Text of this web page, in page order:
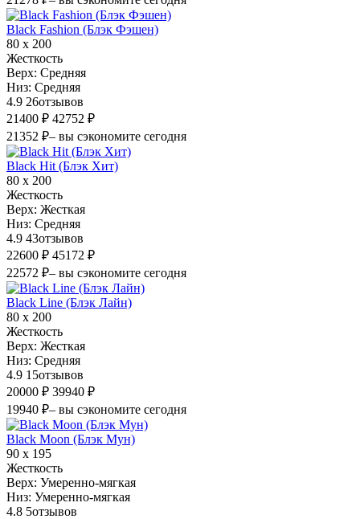
Black Fashion (Блэк Фэшен)
80 х 200
Жесткость
Верх: Средняя
Низ: Средняя
4.9 26отзывов
21400 ₽ 42752 ₽
21352 ₽– вы сэкономите сегодня
Black Hit (Блэк Хит)
80 х 200
Жесткость
Верх: Жесткая
Низ: Средняя
4.9 43отзывов
22600 ₽ 45172 ₽
22572 ₽– вы сэкономите сегодня
Black Line (Блэк Лайн)
80 х 200
Жесткость
Верх: Жесткая
Низ: Средняя
4.9 15отзывов
20000 ₽ 39940 ₽
19940 ₽– вы сэкономите сегодня
Black Moon (Блэк Мун)
90 х 195
Жесткость
Верх: Умеренно-мягкая
Низ: Умеренно-мягкая
4.8 5отзывов